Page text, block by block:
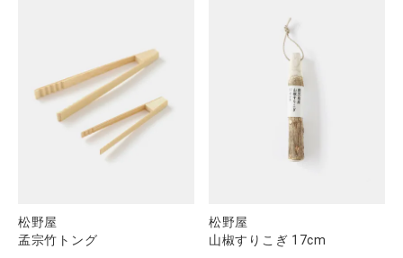
松野屋
孟宗竹トング
松野屋
山椒すりこぎ 17cm